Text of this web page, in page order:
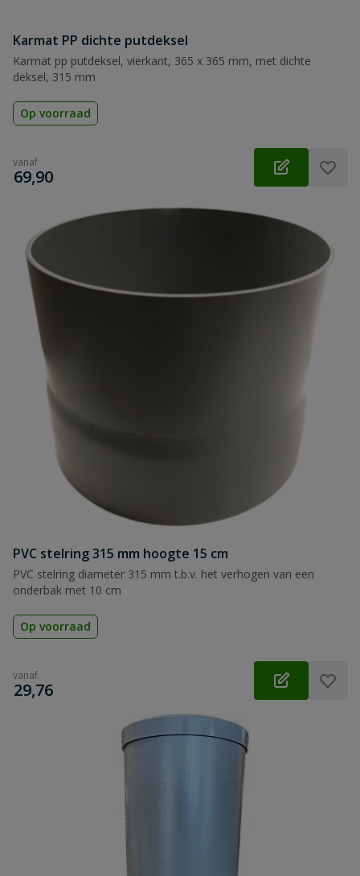
Karmat PP dichte putdeksel
Karmat pp putdeksel, vierkant, 365 x 365 mm, met dichte
deksel, 315 mm
Op voorraad
vanaf
€
69,90
PVC stelring 315 mm hoogte 15 cm
PVC stelring diameter 315 mm t.b.v. het verhogen van een
onderbak met 10 cm
Op voorraad
vanaf
€
29,76